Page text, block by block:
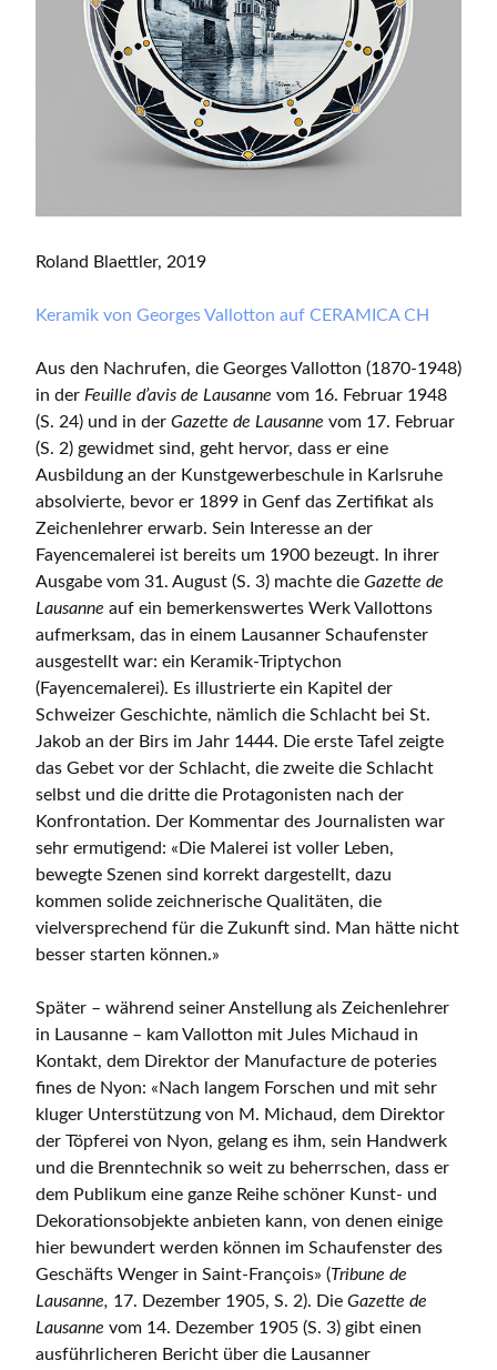
Roland Blaettler, 2019
Keramik von Georges Vallotton auf CERAMICA CH
Aus den Nachrufen, die Georges Vallotton (1870-1948)
in der Feuille d’avis de Lausanne vom 16. Februar 1948
(S. 24) und in der Gazette de Lausanne vom 17. Februar
(S. 2) gewidmet sind, geht hervor, dass er eine
Ausbildung an der Kunstgewerbeschule in Karlsruhe
absolvierte, bevor er 1899 in Genf das Zertifikat als
Zeichenlehrer erwarb. Sein Interesse an der
Fayencemalerei ist bereits um 1900 bezeugt. In ihrer
Ausgabe vom 31. August (S. 3) machte die Gazette de
Lausanne auf ein bemerkenswertes Werk Vallottons
aufmerksam, das in einem Lausanner Schaufenster
ausgestellt war: ein Keramik-Triptychon
(Fayencemalerei). Es illustrierte ein Kapitel der
Schweizer Geschichte, nämlich die Schlacht bei St.
Jakob an der Birs im Jahr 1444. Die erste Tafel zeigte
das Gebet vor der Schlacht, die zweite die Schlacht
selbst und die dritte die Protagonisten nach der
Konfrontation. Der Kommentar des Journalisten war
sehr ermutigend: «Die Malerei ist voller Leben,
bewegte Szenen sind korrekt dargestellt, dazu
kommen solide zeichnerische Qualitäten, die
vielversprechend für die Zukunft sind. Man hätte nicht
besser starten können.»
Später – während seiner Anstellung als Zeichenlehrer
in Lausanne – kam Vallotton mit Jules Michaud in
Kontakt, dem Direktor der Manufacture de poteries
fines de Nyon: «Nach langem Forschen und mit sehr
kluger Unterstützung von M. Michaud, dem Direktor
der Töpferei von Nyon, gelang es ihm, sein Handwerk
und die Brenntechnik so weit zu beherrschen, dass er
dem Publikum eine ganze Reihe schöner Kunst- und
Dekorationsobjekte anbieten kann, von denen einige
hier bewundert werden können im Schaufenster des
Geschäfts Wenger in Saint-François» (Tribune de
Lausanne, 17. Dezember 1905, S. 2). Die Gazette de
Lausanne vom 14. Dezember 1905 (S. 3) gibt einen
ausführlicheren Bericht über die Lausanner